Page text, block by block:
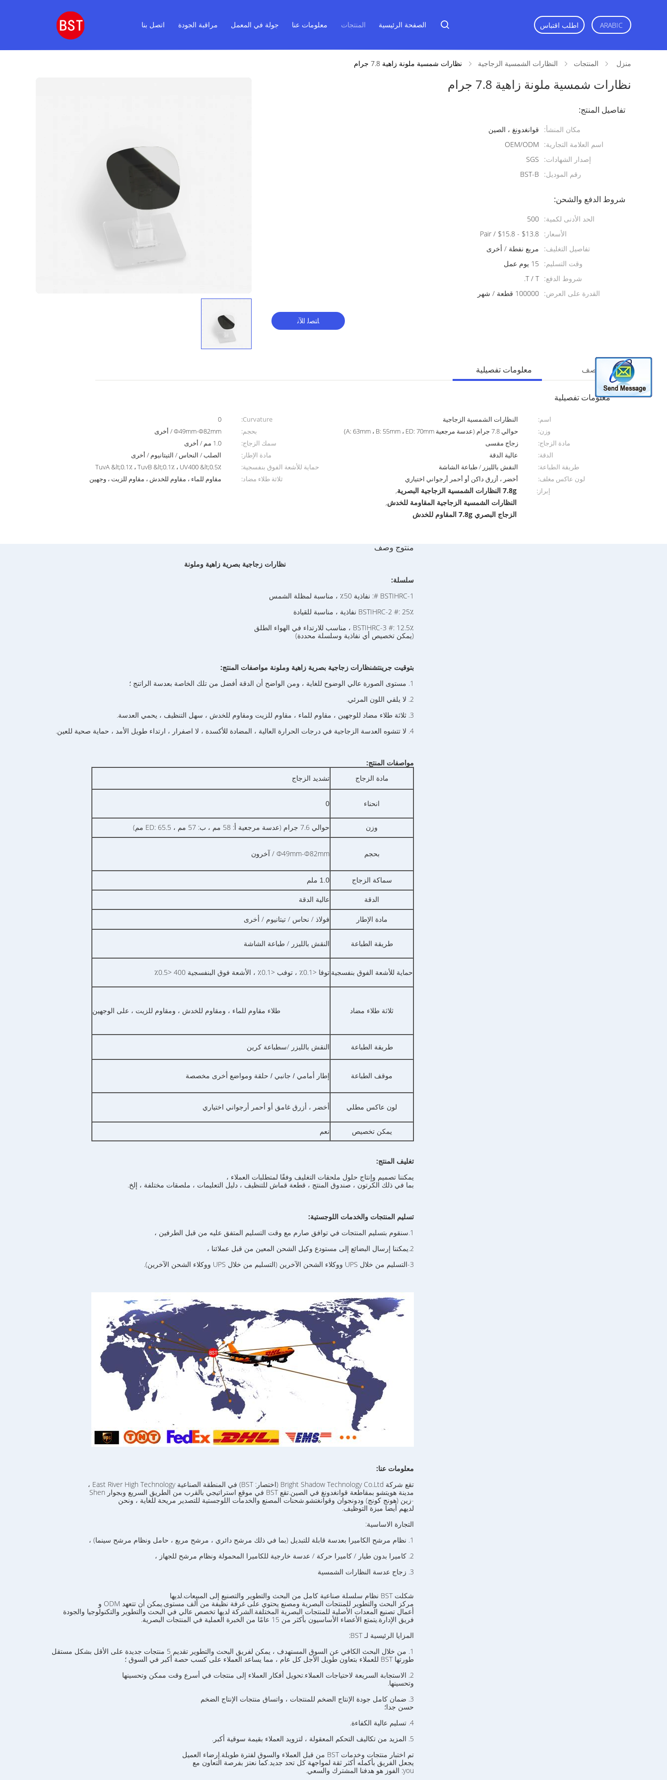
الصفحة الرئيسية المنتجات معلومات عنا جولة في المعمل مراقبة الجودة اتصل بنا اطلب اقتباس ARABIC
منزل المنتجات النظارات الشمسية الزجاجية نظارات شمسية ملونة زاهية 7.8 جرام
نظارات شمسية ملونة زاهية 7.8 جرام
تفاصيل المنتج:
مكان المنشأ:
قوانغدونغ ، الصين
اسم العلامة التجارية:
OEM/ODM
إصدار الشهادات:
SGS
رقم الموديل:
BST-B
شروط الدفع والشحن:
الحد الأدنى لكمية: 500
الأسعار:
$13.8 - $15.8 / Pair
تفاصيل التغليف:
مربع نفطة / أخرى
وقت التسليم:
15 يوم عمل
شروط الدفع: T / T.
القدرة على العرض: 100000 قطعة / شهر
ﺎﺘﺼﻟ ﺍﻶﻧ
معلومات تفصيلية منتوج وصف
معلومات تفصيلية
اسم: النظارات الشمسية الزجاجية Curvature:
0
وزن:
حوالي 7.8 جرام (عدسة مرجعية A: 63mm ، B: 55mm ، ED: 70mm) بحجم:
Φ49mm-Φ82mm / أخرى
مادة الزجاج:
زجاج مقسى سمك الزجاج:
1.0 مم / أخرى
الدقة:
عالية الدقة مادة الإطار:
الصلب / النحاس / التيتانيوم / أخرى
طريقة الطباعة:
النقش بالليزر / طباعة الشاشة حماية للأشعة الفوق بنفسجية:
TuvA &lt;0.1٪ ، TuvB &lt;0.1٪ ، UV400 &lt;0.5٪
لون عاكس مغلف:
أخضر ، أزرق داكن أو أحمر أرجواني اختياري ثلاثة طلاء مضاد:
مقاوم للماء ، مقاوم للخدش ، مقاوم للزيت ، وجهين
إبراز:
7.8g النظارات الشمسية الزجاجية البصرية ,
النظارات الشمسية الزجاجية المقاومة للخدش,
الزجاج البصري 7.8g المقاوم للخدش
منتوج وصف
نظارات زجاجية بصرية زاهية وملونة
سلسلة:
BSTIHRC-1 #: نفاذية 50٪ ، مناسبة لمظلة الشمس
BSTIHRC-2 #: 25٪ نفاذية ، مناسبة للقيادة
BSTIHRC-3 #: 12.5٪ ، مناسب للارتداء في الهواء الطلق
(يمكن تخصيص أي نفاذية وسلسلة محددة)
بتوقيت جرينتشنظارات زجاجية بصرية زاهية وملونة مواصفات المنتج:
1. مستوى الصورة عالي الوضوح للغاية ، ومن الواضح أن الدقة أفضل من تلك الخاصة بعدسة الراتنج ؛
2. لا يلقي اللون المرئي.
3. ثلاثة طلاء مضاد للوجهين ، مقاوم للماء ، مقاوم للزيت ومقاوم للخدش ، سهل التنظيف ، يحمي العدسة.
4. لا تتشوه العدسة الزجاجية في درجات الحرارة العالية ، المضادة للأكسدة ، لا اصفرار ، ارتداء طويل الأمد ، حماية صحية للعين.
مواصفات المنتج:
مادة الزجاج تشديد الزجاج
انحناء 0
وزن حوالي 7.6 جرام (عدسة مرجعية أ: 58 مم ، ب: 57 مم ، ED: 65.5 مم)
بحجم Φ49mm-Φ82mm / آخرون
سماكة الزجاج 1.0 ملم
الدقة عالية الدقة
مادة الإطار فولاذ / نحاس / تيتانيوم / أخرى
طريقة الطباعة النقش بالليزر / طباعة الشاشة
حماية للأشعة الفوق بنفسجية توفا <0.1٪ ، توفب <0.1٪ ، الأشعة فوق البنفسجية 400 <0.5٪
ثلاثة طلاء مضاد طلاء مقاوم للماء ، ومقاوم للخدش ، ومقاوم للزيت ، على الوجهين
طريقة الطباعة النقش بالليزر /سطباعة كرين
موقف الطباعة إطار أمامي / جانبي / حلقة ومواضع أخرى مخصصة
لون عاكس مطلي أخضر ، أزرق غامق أو أحمر أرجواني اختياري
يمكن تخصيص نعم
تغليف المنتج:
يمكننا تصميم وإنتاج حلول ملحقات التغليف وفقًا لمتطلبات العملاء ،
بما في ذلك الكرتون ، صندوق المنتج ، قطعة قماش للتنظيف ، دليل التعليمات ، ملصقات مختلفة ، إلخ.
تسليم المنتجات والخدمات اللوجستية:
1.سنقوم بتسليم المنتجات في توافق صارم مع وقت التسليم المتفق عليه من قبل الطرفين ،
2.يمكننا إرسال البضائع إلى مستودع وكيل الشحن المعين من قبل عملائنا ،
3-التسليم من خلال UPS ووكلاء الشحن الآخرين (التسليم من خلال UPS ووكلاء الشحن الآخرين).
معلومات عنا:
تقع شركة Bright Shadow Technology Co.Ltd (اختصار: BST) في المنطقة الصناعية East River High Technology ،
مدينة هويتشو بمقاطعة قوانغدونغ في الصين.تقع BST في موقع استراتيجي بالقرب من الطريق السريع وبجوار Shen
-زين (هونج كونج) ودونجوان وقوانغتشو.شحنات المصنع والخدمات اللوجستية للتصدير مريحة للغاية ، ونحن
لديهم أيضا ميزة التوظيف.
التجارة الاساسية:
1. نظام مرشح الكاميرا بعدسة قابلة للتبديل (بما في ذلك مرشح دائري ، مرشح مربع ، حامل ونظام مرشح سينما) ،
2. كاميرا بدون طيار / كاميرا حركة / عدسة خارجية للكاميرا المحمولة ونظام مرشح للجهاز ،
3. زجاج عدسة النظارات الشمسية
شكلت BST نظام سلسلة صناعية كامل من البحث والتطوير والتصنيع إلى المبيعات.لديها
مركز البحث والتطوير للمنتجات البصرية ومصنع يحتوي على غرفة نظيفة من ألف مستوى.يمكن أن تتعهد ODM و
أعمال تصنيع المعدات الأصلية للمنتجات البصرية المختلفة.الشركة لديها تخصص عالي في البحث والتطوير والتكنولوجيا والجودة
فريق الإدارة.يتمتع الأعضاء الأساسيون بأكثر من 15 عامًا من الخبرة العملية في المنتجات البصرية.
المزايا الرئيسية لـ BST:
1. من خلال البحث الكافي عن السوق المستهدف ، يمكن لفريق البحث والتطوير تقديم 5 منتجات جديدة على الأقل بشكل مستقل
طورتها BST للعملاء بتعاون طويل الأجل كل عام ، مما يساعد العملاء على كسب حصة أكبر في السوق ؛
2. الاستجابة السريعة لاحتياجات العملاء.تحويل أفكار العملاء إلى منتجات في أسرع وقت ممكن وتحسينها
وتحسينها.
3. ضمان كامل جودة الإنتاج الضخم للمنتجات ، واتساق منتجات الإنتاج الضخم
حسن جدا؛
4. تسليم عالية الكفاءة.
5. المزيد من تكاليف التحكم المعقولة ، لتزويد العملاء بقيمة سوقية أكبر.
تم اختبار منتجات وخدمات BST من قبل العملاء والسوق لفترة طويلة.إرضاء العميل
يجعل الفريق بأكمله أكثر ثقة لمواجهة كل تحد جديد.كما نعتز بفرصة التعاون مع
you: الفوز هو هدفنا المشترك والسعي.